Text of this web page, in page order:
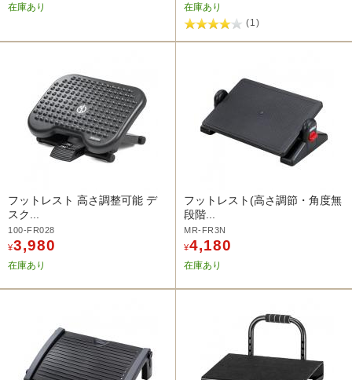
在庫あり
在庫あり
(1)
フットレスト 高さ調整可能 デ
スク...
100-FR028
¥3,980
在庫あり
フットレスト(高さ調節・角度無
段階...
MR-FR3N
¥4,180
在庫あり